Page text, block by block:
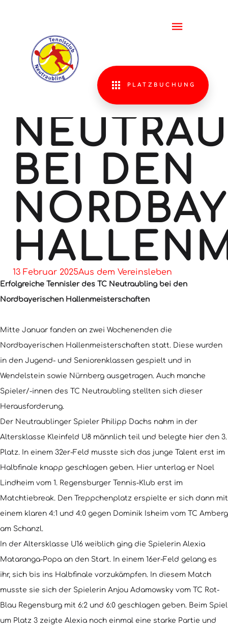
PLATZBUCHUNG
DES TC
BEI DEN
13 Februar 2025Aus dem Vereinsleben
Erfolgreiche Tennisler des TC Neutraubling bei den
Nordbayerischen Hallenmeisterschaften
Mitte Januar fanden an zwei Wochenenden die
Nordbayerischen Hallenmeisterschaften statt. Diese wurden
in den Jugend- und Seniorenklassen gespielt und in
Wendelstein sowie Nürnberg ausgetragen. Auch manche
Spieler/-innen des TC Neutraubling stellten sich dieser
Herausforderung.
Der Neutraublinger Spieler Philipp Dachs nahm in der
Altersklasse Kleinfeld U8 männlich teil und belegte hier den 3.
Platz. In einem 32er-Feld musste sich das junge Talent erst im
Halbfinale knapp geschlagen geben. Hier unterlag er Noel
Lindheim vom 1. Regensburger Tennis-Klub erst im
Matchtiebreak. Den Treppchenplatz erspielte er sich dann mit
einem klaren 4:1 und 4:0 gegen Dominik Isheim vom TC Amberg
am Schanzl.
In der Altersklasse U16 weiblich ging die Spielerin Alexia
Mataranga-Popa an den Start. In einem 16er-Feld gelang es
ihr, sich bis ins Halbfinale vorzukämpfen. In diesem Match
musste sie sich der Spielerin Anjou Adamowsky vom TC Rot-
Blau Regensburg mit 6:2 und 6:0 geschlagen geben. Beim Spiel
um Platz 3 zeigte Alexia noch einmal eine starke Partie und